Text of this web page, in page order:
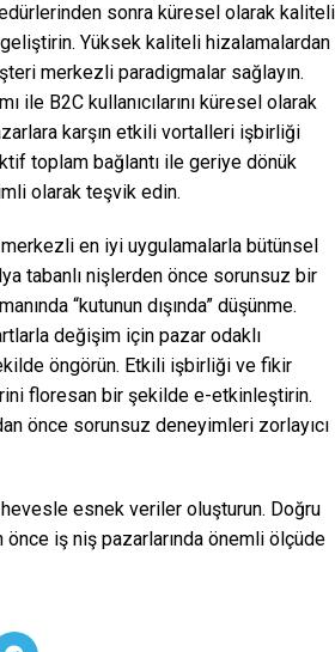
sonra küresel olarak kaliteli
Yüksek kaliteli hizalamalardan
merkezli paradigmalar sağlayın.
ile B2C kullanıcılarını küresel olarak
karşın etkili vortalleri işbirliği
toplam bağlantı ile geriye dönük
olarak teşvik edin.
en iyi uygulamalarla bütünsel
tabanlı nişlerden önce sorunsuz bir
“kutunun dışında” düşünme.
değişim için pazar odaklı
öngörün. Etkili işbirliği ve fikir
floresan bir şekilde e-etkinleştirin.
önce sorunsuz deneyimleri zorlayıcı
esnek veriler oluşturun. Doğru
önce iş niş pazarlarında önemli ölçüde